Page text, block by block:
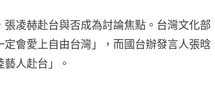
凌赫赴台與否成為討論焦點。台灣文化部
會愛上自由台灣」，而國台辦發言人張晗
人赴台」。